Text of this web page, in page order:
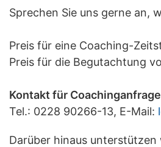
Sprechen Sie uns gerne an,
Preis für eine Coaching-
Preis für die Begutachtung
Kontakt für
Tel.: 0228 90266-13, E-Mail:
Darüber hinaus